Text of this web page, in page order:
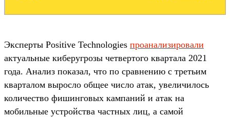
Эксперты Positive Technologies проанализировали
актуальные киберугрозы четвертого квартала 2021
года. Анализ показал, что по сравнению с третьим
кварталом выросло общее число атак, увеличилось
количество фишинговых кампаний и атак на
мобильные устройства частных лиц, а самой